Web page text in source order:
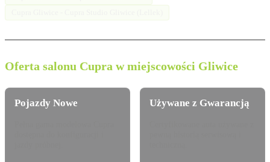
Oferta salonu Cupra w miejscowości Gliwice
Pojazdy Nowe Używane z Gwarancją